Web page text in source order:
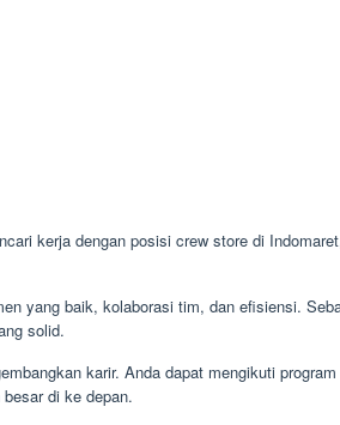
kerja dengan posisi crew store di
yang baik, kolaborasi tim, dan efisiensi.
solid.
karir. Anda dapat mengikuti
di ke depan.